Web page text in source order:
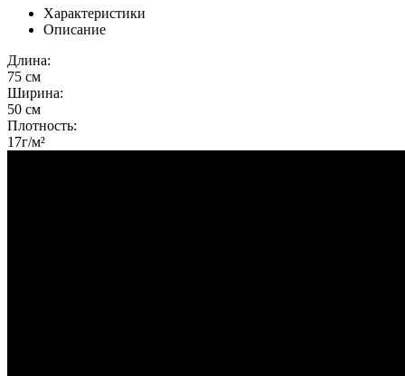
Характеристики
Описание
Длина:
75 см
Ширина:
50 см
Плотность:
17г/м²